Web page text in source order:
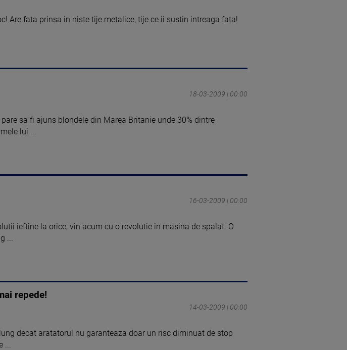
Are fata prinsa in niste tije metalice, tije ce ii sustin intreaga fata!
18-03-2009 | 00:00
sa fi ajuns blondele din Marea Britanie unde 30% dintre
lui ...
16-03-2009 | 00:00
ieftine la orice, vin acum cu o revolutie in masina de spalat. O
...
repede!
14-03-2009 | 00:00
decat aratatorul nu garanteaza doar un risc diminuat de stop